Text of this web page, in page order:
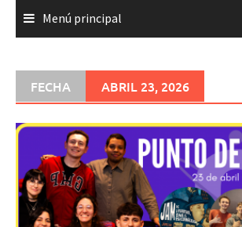
Menú principal
FECHA ABRIL 23, 2026